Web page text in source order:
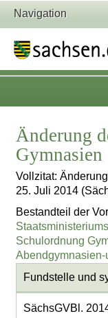
Navigation
Änderung
Gymnasien
Vollzitat:
25. Juli 2014
Bestandteil der
Schulordnung
Fundstelle und
SächsGVBl.